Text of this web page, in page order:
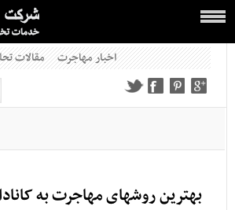
مقالات اخبار مهاجرت
بهترین روشهای مهاجرت به کانادا